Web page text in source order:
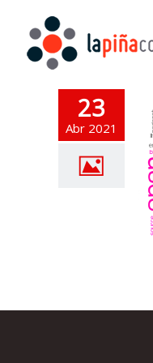
23
Abr 2021